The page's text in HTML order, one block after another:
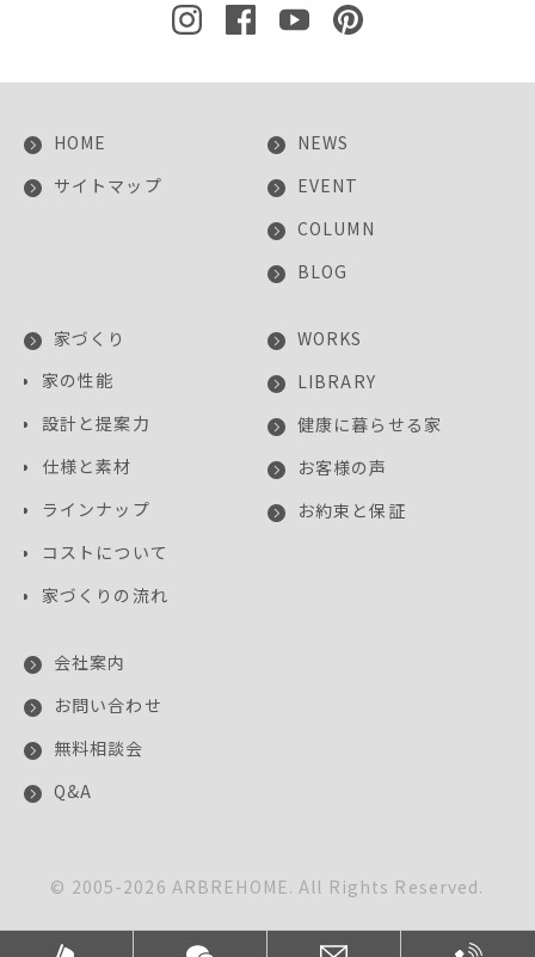
HOME
サイトマップ
NEWS
EVENT
COLUMN
BLOG
家づくり
家の性能
設計と提案力
仕様と素材
ラインナップ
コストについて
家づくりの流れ
WORKS
LIBRARY
健康に暮らせる家
お客様の声
お約束と保証
会社案内
お問い合わせ
無料相談会
Q&A
© 2005-2026 ARBREHOME. All Rights Reserved.
プライバシーポリシー 利用規約が適用されます。